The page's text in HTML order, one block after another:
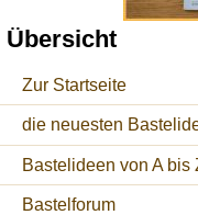
Übersicht
Zur Startseite
die neuesten
Bastelideen von A bis
Bastelforum